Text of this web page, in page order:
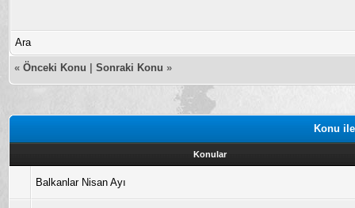
Ara
« Önceki Konu Sonraki Konu »
Konu
Konular
Balkanlar Nisan Ayı